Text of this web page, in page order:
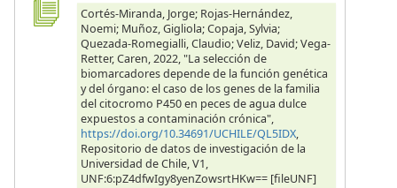
Cortés-Miranda, Jorge; Rojas-Hernández,
Noemi; Muñoz, Gigliola; Copaja, Sylvia;
Quezada-Romegialli, Claudio; Veliz, David; Vega-
Retter, Caren, 2022, "La selección de
biomarcadores depende de la función genética
y del órgano: el caso de los genes de la familia
del citocromo P450 en peces de agua dulce
expuestos a contaminación crónica",
https://doi.org/10.34691/UCHILE/QL5IDX,
Repositorio de datos de investigación de la
Universidad de Chile, V1,
UNF:6:pZ4dfwIgy8yenZowsrtHKw== [fileUNF]